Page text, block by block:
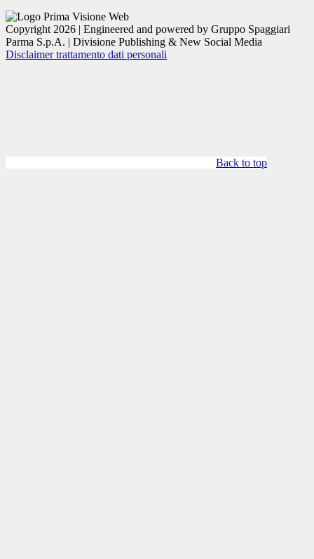
Copyright 2026 | Engineered and powered by Gruppo Spaggiari
Parma S.p.A. | Divisione Publishing & New Social Media
Disclaimer trattamento dati personali
Back to top